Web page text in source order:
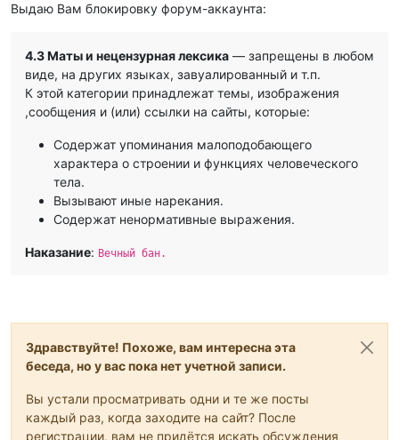
Выдаю Вам блокировку форум-аккаунта:
4.3 Маты и нецензурная лексика — запрещены в любом
виде, на других языках, завуалированный и т.п.
К этой категории принадлежат темы, изображения
,сообщения и (или) ссылки на сайты, которые:
Содержат упоминания малоподобающего
характера о строении и функциях человеческого
тела.
Вызывают иные нарекания.
Содержат ненормативные выражения.
Наказание: Вечный бан.
Здравствуйте! Похоже, вам интересна эта
беседа, но у вас пока нет учетной записи.
Вы устали просматривать одни и те же посты
каждый раз, когда заходите на сайт? После
регистрации, вам не придётся искать обсуждения